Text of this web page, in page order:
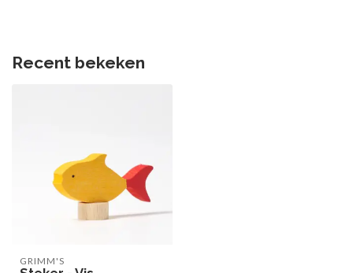
Recent bekeken
GRIMM'S